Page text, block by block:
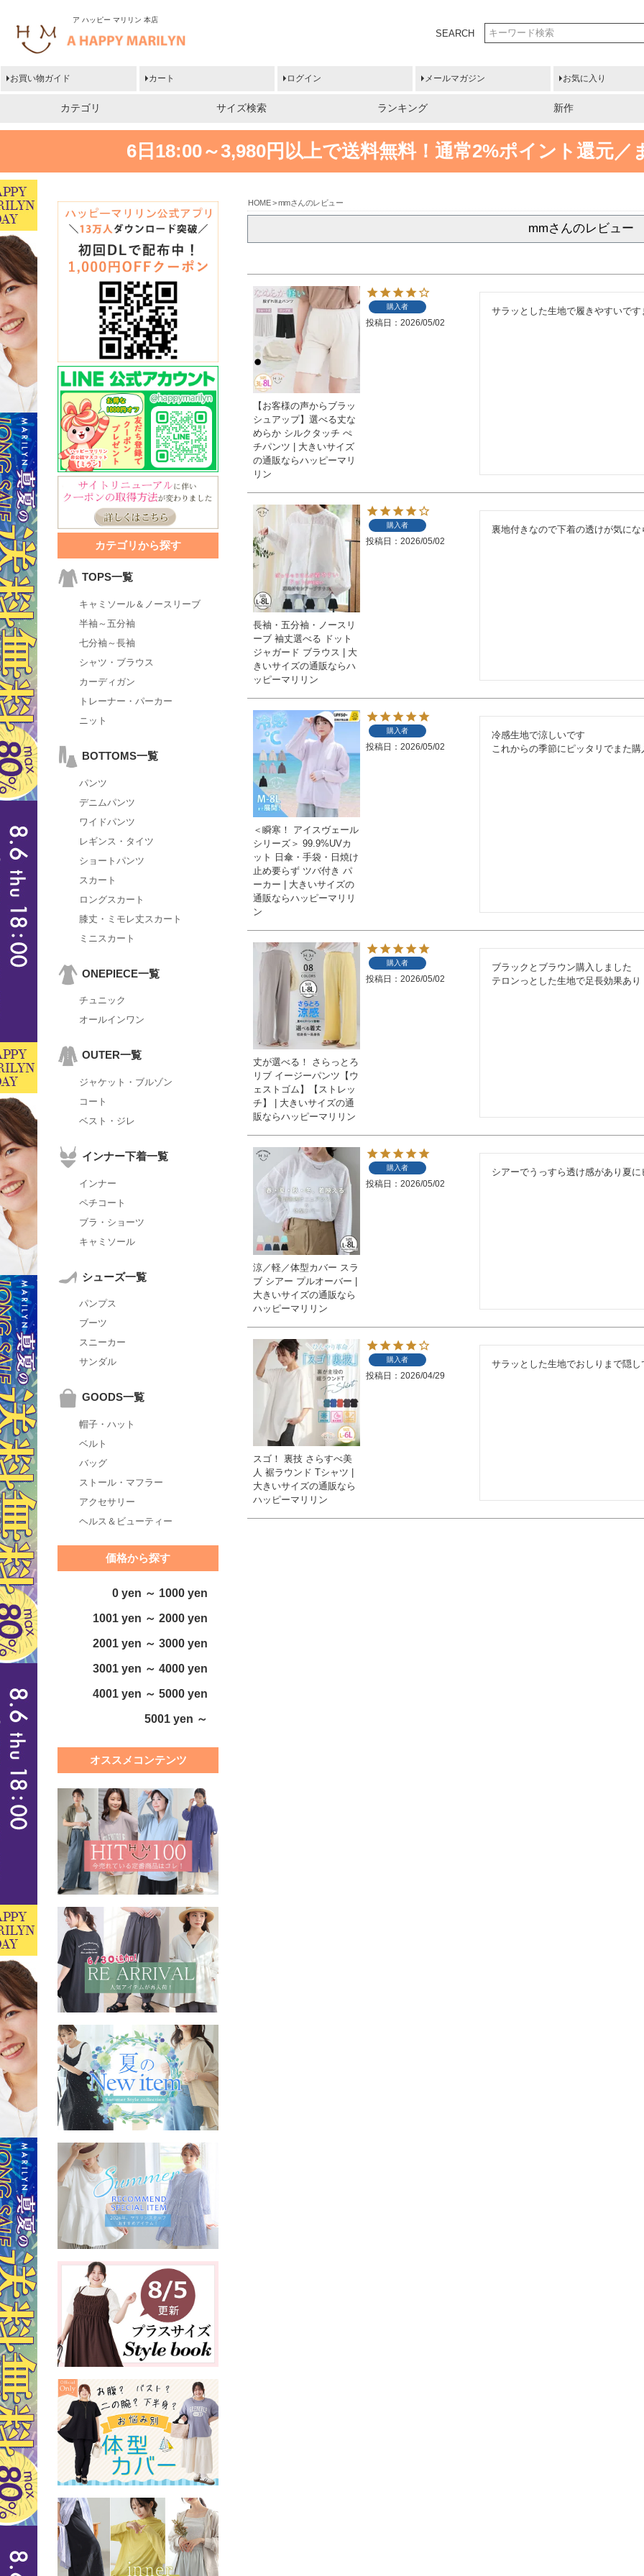
ア ハッピー マリリン 本店
SEARCH
お買い物ガイド カート ログイン メールマガジン お気に入り
カテゴリ サイズ検索 ランキング 新作
6日18:00～3,980円以上で送料無料！ 通常2%ポイント還元／
カテゴリから探す
TOPS一覧
キャミソール＆ノースリーブ
半袖～五分袖
七分袖～長袖
シャツ・ブラウス
カーディガン
トレーナー・パーカー
ニット
BOTTOMS一覧
パンツ
デニムパンツ
ワイドパンツ
レギンス・タイツ
ショートパンツ
スカート
ロングスカート
膝丈・ミモレ丈スカート
ミニスカート
ONEPIECE一覧
チュニック
オールインワン
OUTER一覧
ジャケット・ブルゾン
コート
ベスト・ジレ
インナー下着一覧
インナー
ペチコート
ブラ・ショーツ
キャミソール
シューズ一覧
パンプス
ブーツ
スニーカー
サンダル
GOODS一覧
帽子・ハット
ベルト
バッグ
ストール・マフラー
アクセサリー
ヘルス＆ビューティー
価格から探す
0 yen ～ 1000 yen
1001 yen ～ 2000 yen
2001 yen ～ 3000 yen
3001 yen ～ 4000 yen
4001 yen ～ 5000 yen
5001 yen ～
オススメコンテンツ
HOME mmさんのレビュー
mmさんのレビュー
【お客様の声からブラッ
シュアップ】選べる丈な
めらか シルクタッチ ぺ
チパンツ | 大きいサイズ
の通販ならハッピーマリ
リン
購入者
投稿日 2026/05/02
サラッとした生地で履きやすいで
長袖・五分袖・ノースリ
ーブ 袖丈選べる ドット
ジャガード ブラウス | 大
きいサイズの通販ならハ
ッピーマリリン
購入者
投稿日 2026/05/02
裏地付きなので下着の透けが気にな
＜瞬寒！ アイスヴェール
シリーズ＞ 99.9%UVカ
ット 日傘・手袋・日焼け
止め要らず ツバ付き パ
ーカー | 大きいサイズの
通販ならハッピーマリリ
ン
購入者
投稿日 2026/05/02
冷感生地で涼しいです
これからの季節にピッタリでまた
丈が選べる！ さらっとろ
リブ イージーパンツ【ウ
ェストゴム】【ストレッ
チ】 | 大きいサイズの通
販ならハッピーマリリン
購入者
投稿日 2026/05/02
ブラックとブラウン購入しました
テロンっとした生地で足長効果あり
涼／軽／体型カバー スラ
ブ シアー プルオーバー |
大きいサイズの通販なら
ハッピーマリリン
購入者
投稿日 2026/05/02
シアーでうっすら透け感があり夏
スゴ！ 裏技 さらすべ美
人 裾ラウンド Tシャツ |
大きいサイズの通販なら
ハッピーマリリン
購入者
投稿日 2026/04/29
サラッとした生地でおしりまで隠